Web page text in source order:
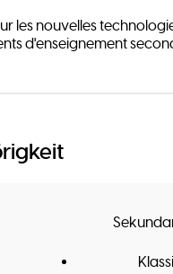
les nouvelles
d'enseignement